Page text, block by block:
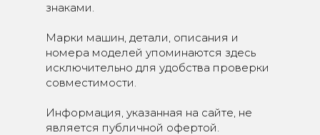
знаками.
Марки машин, детали, описания и
номера моделей упоминаются здесь
исключительно для удобства проверки
совместимости.
Информация, указанная на сайте, не
является публичной офертой.